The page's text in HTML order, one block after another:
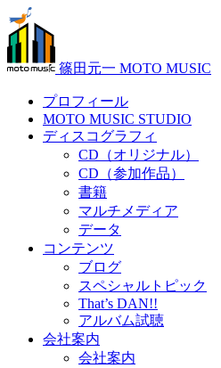
篠田元一 MOTO MUSIC
プロフィール
MOTO MUSIC STUDIO
ディスコグラフィ
CD（オリジナル）
CD（参加作品）
書籍
マルチメディア
データ
コンテンツ
ブログ
スペシャルトピック
That’s DAN!!
アルバム試聴
会社案内
会社案内